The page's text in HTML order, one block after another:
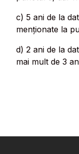
c) 5 ani de la
menționate la
d) 2 ani de la
mai mult de 3